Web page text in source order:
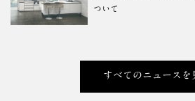
ついて
すべてのニュースを